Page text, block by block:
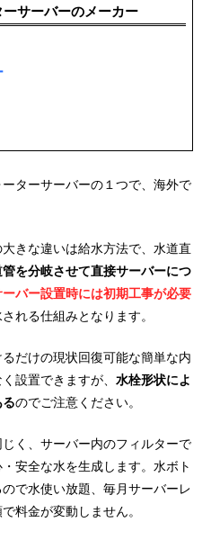
サーバーのメーカー
ターサーバーの１つで、海外で
きな違いは給水方法で、水道直
を分岐させて直接サーバーにつ
バー設置時には初期工事が必要
れる仕組みとなります。
だけの現状回復可能な簡単な内
設置できますが、 水栓形状によ
のでご注意ください。
く、サーバー内のフィルターで
安全な水を生成します。水ボト
で水使い放題、毎月サーバーレ
料金が変動しません。